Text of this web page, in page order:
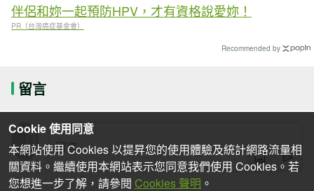
伴侶和妳一起預防HPV，才有資格說愛妳！
PR（台灣癌症基金會）
Recommended by
留言
Cookie 使用同意
本網站使用 Cookies 以提昇您的使用體驗及統計網路流量相
關資料。繼續使用本網站表示您同意我們使用 Cookies。若
您想進一步了解，請參閱 Cookies 聲明 。